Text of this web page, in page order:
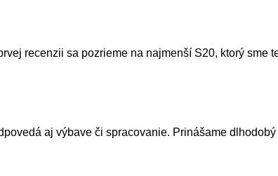
recenzii sa pozrieme na najmenší S20, ktorý sme
aj výbave či spracovanie. Prinášame